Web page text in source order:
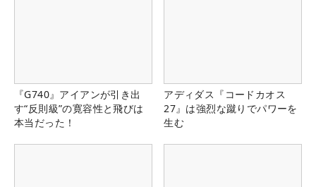
『G740』アイアンが引き出
す“反則級”の寛容性と飛びは
本当だった！
アディダス『コードカオス
27』は強烈な蹴りでパワーを
生む